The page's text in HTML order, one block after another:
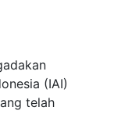
(IAI)
telah